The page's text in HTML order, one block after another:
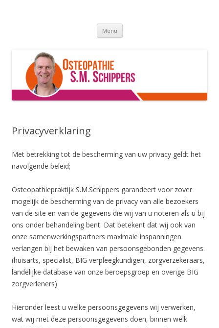
Menu Skip
content
Privacyverklaring
Met betrekking tot de bescherming van uw privacy geldt het
navolgende beleid;
Osteopathiepraktijk S.M.Schippers garandeert voor zover
mogelijk de bescherming van de privacy van alle bezoekers
van de site en van de gegevens die wij van u noteren als u bij
ons onder behandeling bent. Dat betekent dat wij ook van
onze samenwerkingspartners maximale inspanningen
verlangen bij het bewaken van persoonsgebonden gegevens.
(huisarts, specialist, BIG verpleegkundigen, zorgverzekeraars,
landelijke database van onze beroepsgroep en overige BIG
zorgverleners)
Hieronder leest u welke persoonsgegevens wij verwerken,
wat wij met deze persoonsgegevens doen, binnen welk